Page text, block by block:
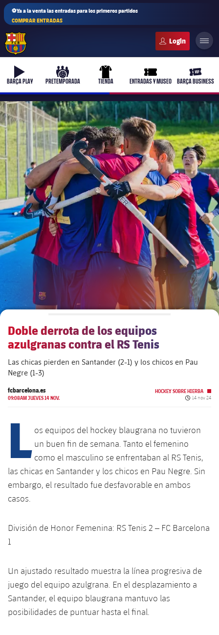
⚽Ya a la venta las entradas para los primeros partidos
COMPRAR ENTRADAS
b-play
BARÇA PLAY
culers-ball
PRETEMPORADA
uniform
TIENDA
ticket-full
ENTRADAS Y MUSEO
ticket-
BARÇA BUSINESS
plusicon
más
Junta Directiva
Estructura ejecutiva
chevron-right
label.aria.chevronright
Órganos
chevron-right
label.aria.chevronright
Documents
Comisiones y órganos
plusicon
más
Barça Academy
Más que un club
Masia 360
La Masia
plusicon
más
Década a década
Centro de documentación
plusicon
más
Estadi Johan Cruyff
Barça Cafe
plusicon
más
Doble derrota de los equipos
azulgranas contra el RS Tenis
Las chicas pierden en Santander (2-1) y los chicos en Pau
Negre (1-3)
fcbarcelona.es
09:08AM JUEVES 14 NOV.
HOCKEY SOBRE HIERBA
Fecha de
14 nov 24
L os equipos del hockey blaugrana no tuvieron
un buen fin de semana. Tanto el femenino
como el masculino se enfrentaban al RS Tenis,
las chicas en Santander y los chicos en Pau Negre. Sin
embargo, el resultado fue desfavorable en ambos
casos.
División de Honor Femenina: RS Tenis 2 – FC Barcelona
1
Un ajustado resultado muestra la línea progresiva de
juego del equipo azulgrana. En el desplazamiento a
Santander, el equipo blaugrana mantuvo las
posibilidades de puntuar hasta el final.